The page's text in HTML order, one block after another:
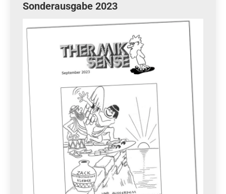
Sonderausgabe 2023